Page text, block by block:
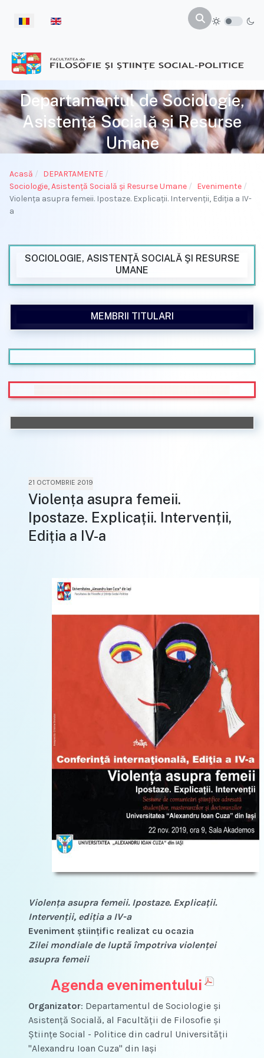
Selectați limba dvs
Departamentul de Sociologie,
Asistență Socială și Resurse
Umane
Acasă
DEPARTAMENTE
Sociologie, Asistenţă Socială și Resurse Umane
Evenimente
Violența asupra femeii. Ipostaze. Explicații. Intervenții, Ediția a IV-
a
21 OCTOMBRIE 2019
Violența asupra femeii.
Ipostaze. Explicații. Intervenții,
Ediția a IV-a
Violenţa asupra femeii. Ipostaze. Explicaţii.
Intervenţii, ediţia a IV-a
Eveniment științific realizat cu ocazia
Zilei mondiale de luptă împotriva violenței
asupra femeii
Agenda evenimentului
Organizator: Departamentul de Sociologie şi
Asistenţă Socială, al Facultăţii de Filosofie şi
Ştiinţe Social - Politice din cadrul Universității
"Alexandru Ioan Cuza" din Iași
SOCIOLOGIE, ASISTENŢĂ SOCIALĂ ŞI RESURSE
UMANE
MEMBRII TITULARI